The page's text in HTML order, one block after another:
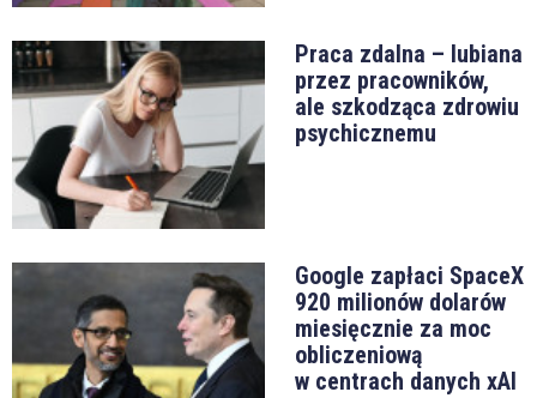
Praca zdalna – lubiana
przez pracowników,
ale szkodząca zdrowiu
psychicznemu
Google zapłaci SpaceX
920 milionów dolarów
miesięcznie za moc
obliczeniową
w centrach danych xAI